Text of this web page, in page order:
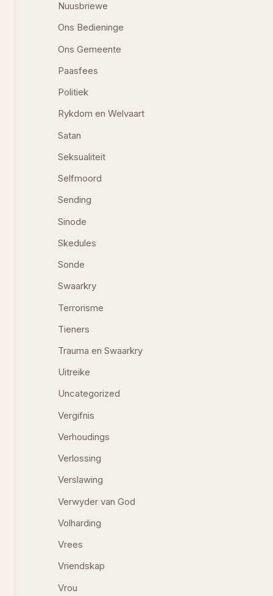
Nuusbriewe
Ons Bedieninge
Ons Gemeente
Paasfees
Politiek
Rykdom en Welvaart
Satan
Seksualiteit
Selfmoord
Sending
Sinode
Skedules
Sonde
Swaarkry
Terrorisme
Tieners
Trauma en Swaarkry
Uitreike
Uncategorized
Vergifnis
Verhoudings
Verlossing
Verslawing
Verwyder van God
Volharding
Vrees
Vriendskap
Vrou